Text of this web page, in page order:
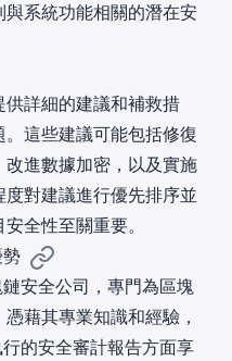
系統功能相關的潛在安
詳細的建議和補救措
這些建議可能包括修復
進數據加密，以及實施
對建議進行優先排序並
全性至關重要。
安全公司，專門為區塊
藉其專業知識和經驗，
的安全審計報告方面享